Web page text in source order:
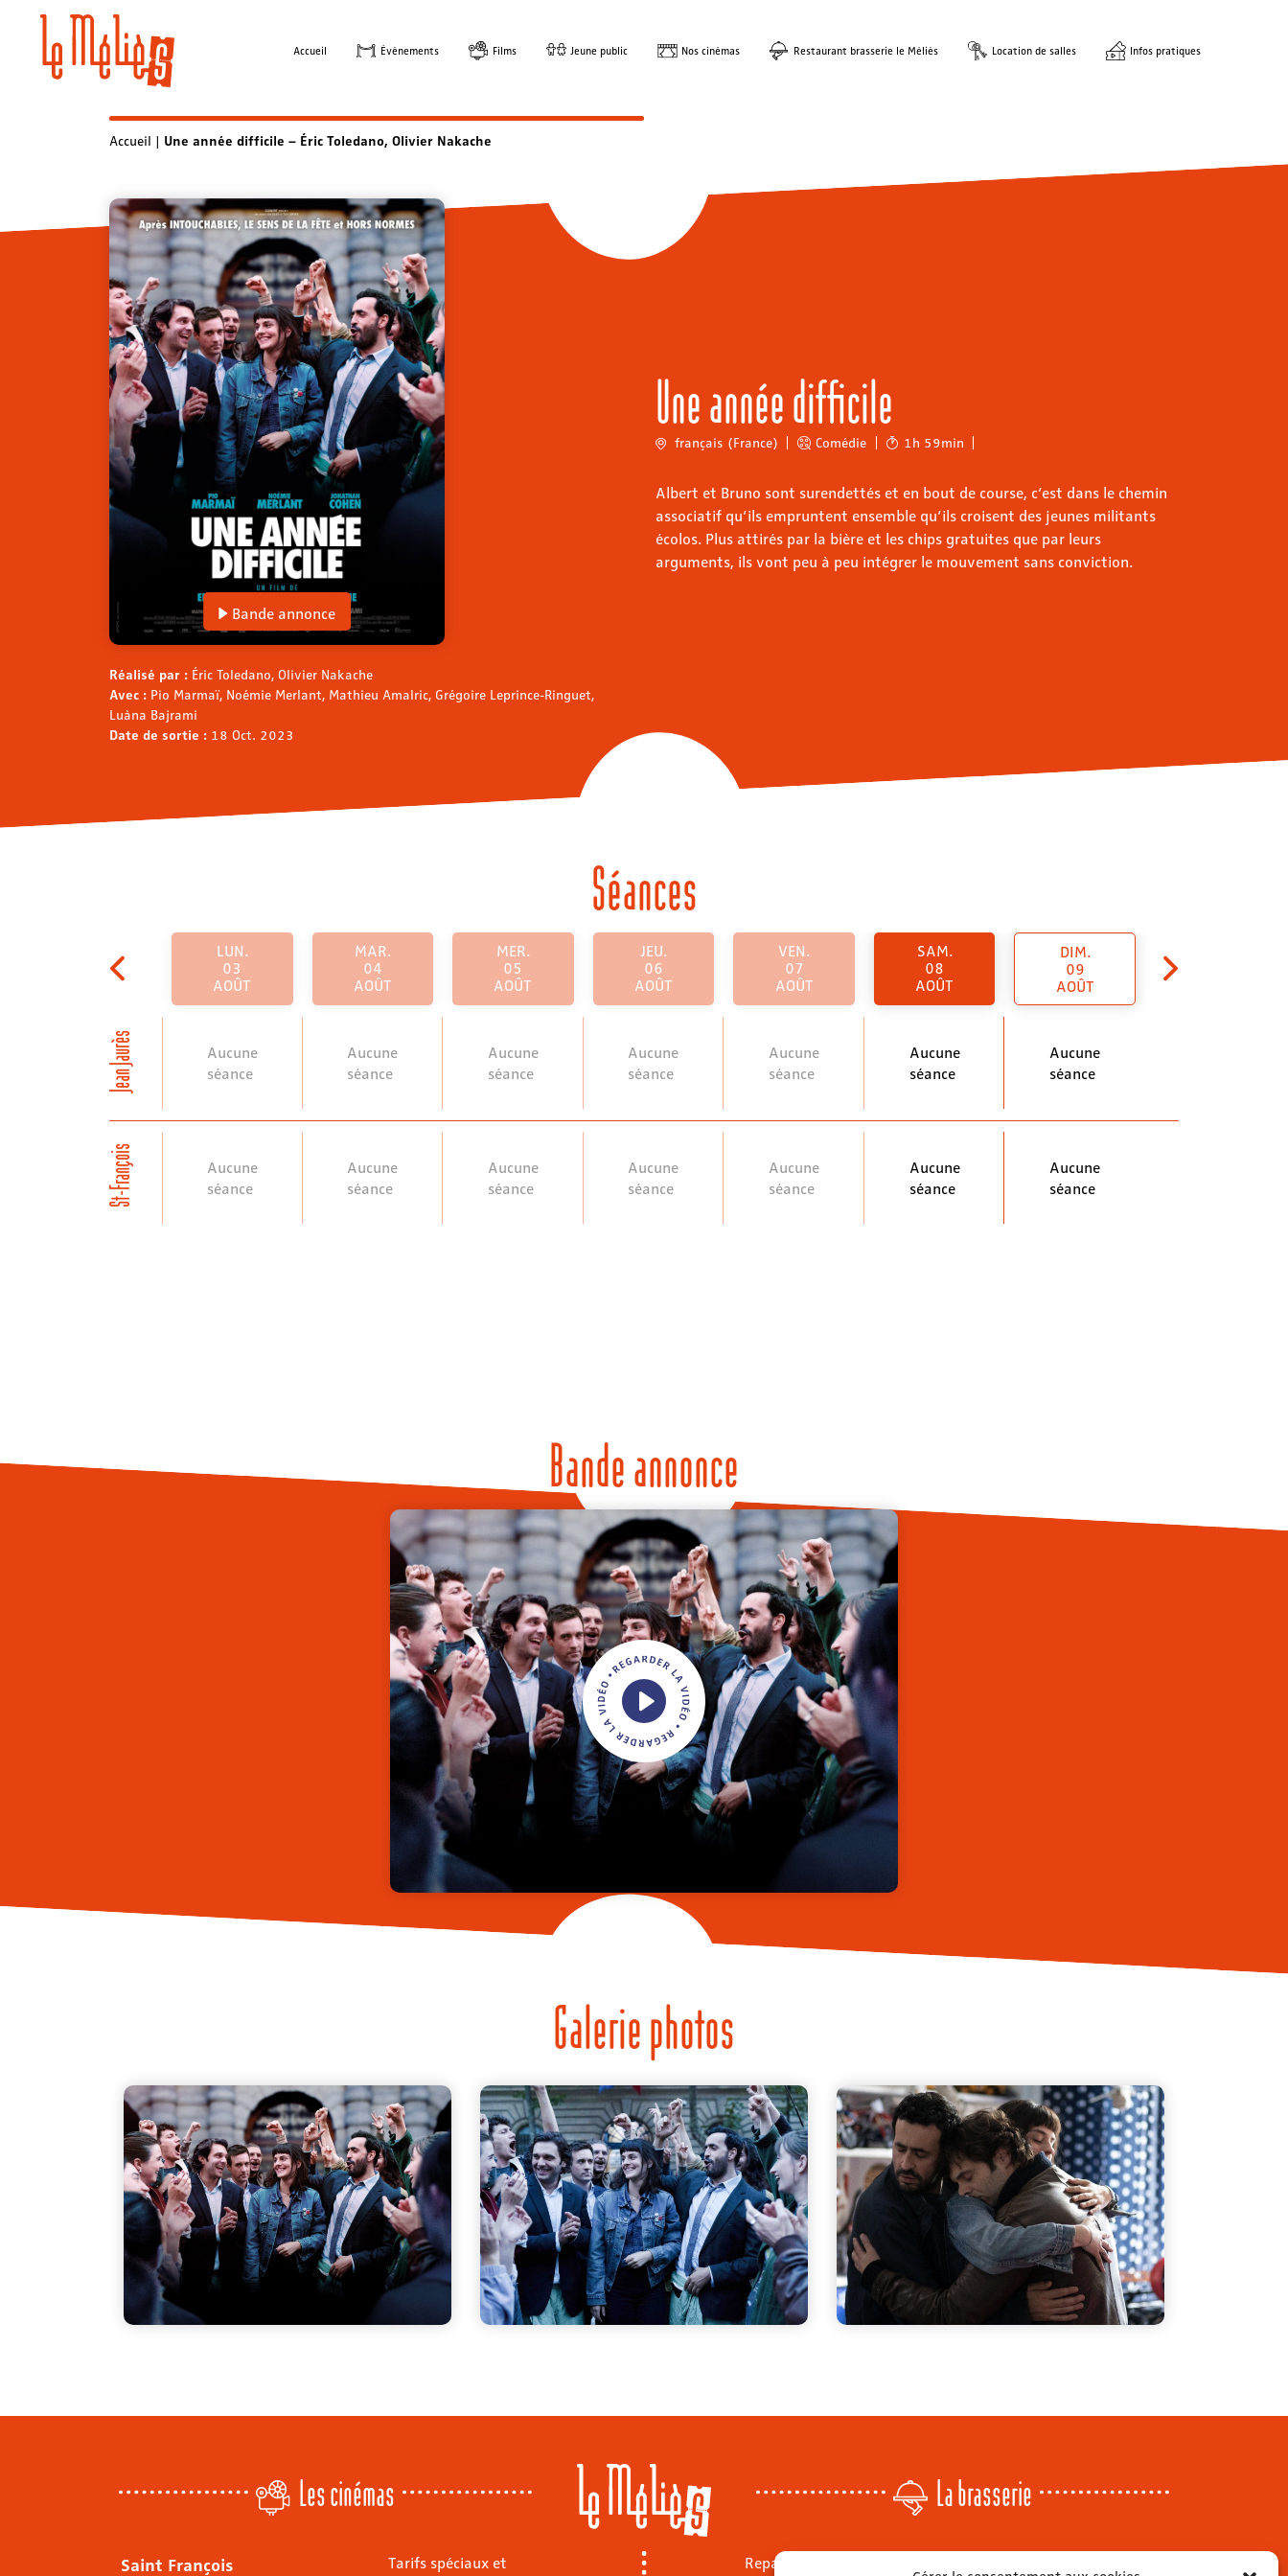
Accueil Évènements Films Jeune public Nos cinémas Restaurant brasserie le Méliès Location de salles Infos pratiques
Accueil | Une année difficile – Éric Toledano, Olivier Nakache
Bande annonce
Réalisé par : Éric Toledano, Olivier Nakache
Avec : Pio Marmaï, Noémie Merlant, Mathieu Amalric, Grégoire Leprince-Ringuet,
Luàna Bajrami
Date de sortie : 18 Oct. 2023
Une année difficile
français (France) Comédie 1h 59min
Albert et Bruno sont surendettés et en bout de course, c’est dans le chemin
associatif qu’ils empruntent ensemble qu’ils croisent des jeunes militants
écolos. Plus attirés par la bière et les chips gratuites que par leurs
arguments, ils vont peu à peu intégrer le mouvement sans conviction.
Séances
Jean Jaurès
St-François
LUN.
03
AOÛT
Aucune
séance
Aucune
séance
MAR.
04
AOÛT
Aucune
séance
Aucune
séance
MER.
05
AOÛT
Aucune
séance
Aucune
séance
JEU.
06
AOÛT
Aucune
séance
Aucune
séance
VEN.
07
AOÛT
Aucune
séance
Aucune
séance
SAM.
08
AOÛT
Aucune
séance
Aucune
séance
DIM.
09
AOÛT
Aucune
séance
Aucune
séance
Bande annonce
Galerie photos
Les cinémas La brasserie
Saint François
Tarifs spéciaux et
Repas sur place